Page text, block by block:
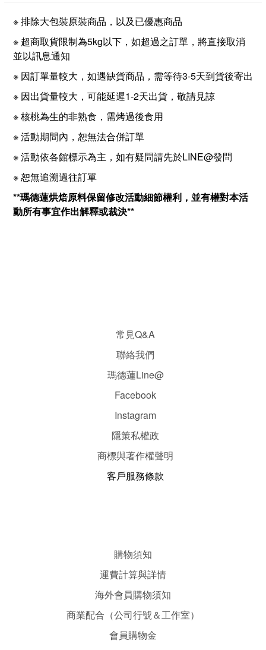
※ 排除大包裝原裝商品，以及已優惠商品
※ 超商取貨限制為5kg以下，如超過之訂單，將直接取消
並以訊息通知
※ 因訂單量較大，如遇缺貨商品，需等待3-5天到貨後寄出
※ 因出貨量較大，可能延遲1-2天出貨，敬請見諒
※ 核桃為生的非熟食，需烤過後食用
※ 活動期間內，恕無法合併訂單
※ 活動依各館標示為主，如有疑問請先於LINE@發問
※ 恕無追溯過往訂單
**瑪德蓮烘焙原料保留修改活動細節權利，並有權對本活
動所有事宜作出解釋或裁決**
常見Q&A
聯絡我們
瑪德蓮Line@
Facebook
Instagram
隱策私權政
商標與著作權聲明
客戶服務條款
購物須知
運費計算與詳情
海外會員購物須知
商業配合（公司行號＆工作室）
會員購物金